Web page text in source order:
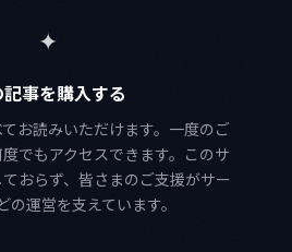
✦
記事を購入する
お読みいただけます。一度のご
でもアクセスできます。このサ
おらず、皆さまのご支援がサー
の運営を支えています。